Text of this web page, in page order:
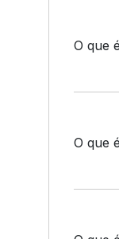
O que
O que